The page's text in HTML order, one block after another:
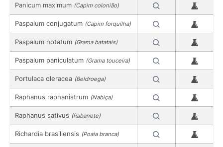
Panicum maximum (Capim colonião)
Paspalum conjugatum (Capim forquilha)
Paspalum notatum (Grama batatais)
Paspalum paniculatum (Grama touceira)
Portulaca oleracea (Beldroega)
Raphanus raphanistrum (Nabiça)
Raphanus sativus (Rabanete)
Richardia brasiliensis (Poaia branca)